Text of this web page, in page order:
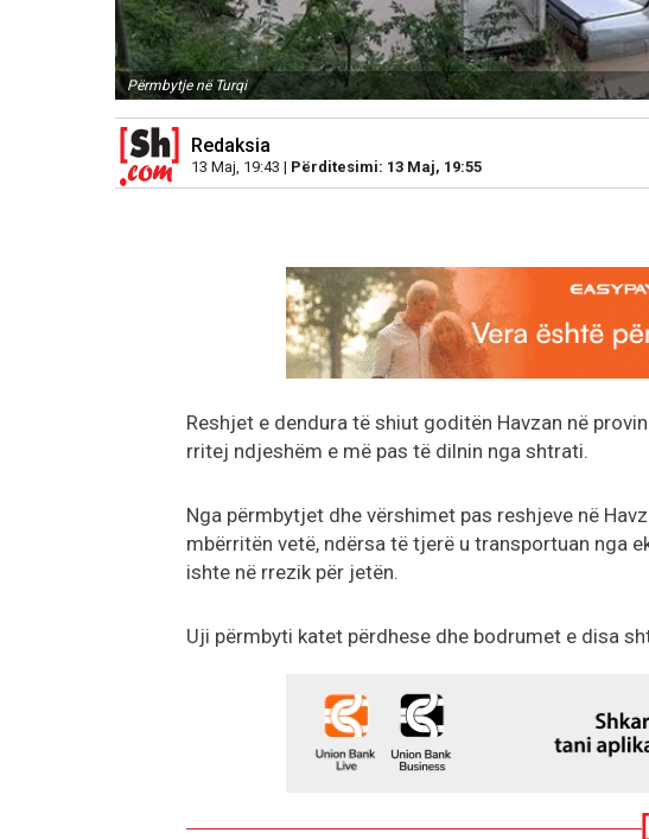
Përmbytje në Turqi
Redaksia
13 Maj, 19:43 | Përditesimi: 13 Maj, 19:55
Reshjet e dendura të shiut goditën Havzan në
rritej ndjeshëm e më pas të dilnin nga shtrati.
Nga përmbytjet dhe vërshimet pas reshjeve në
mbërritën vetë, ndërsa të tjerë u transportuan nga
ishte në rrezik për jetën.
Uji përmbyti katet përdhese dhe bodrumet e disa